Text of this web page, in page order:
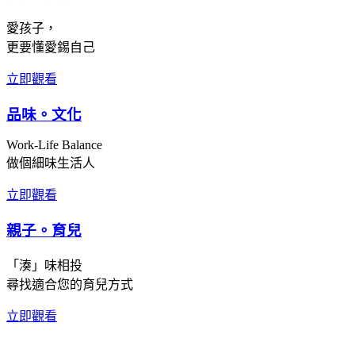
愛孩子，
更要懂愛錫自己
立即觀看
品味。文化
Work-Life Balance
做個細味生活人
立即觀看
親子。育兒
「湊」味相投
尋找適合您的育兒方式
立即觀看